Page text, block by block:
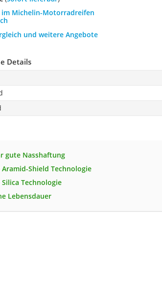
im Michelin-Motorradreifen
und weitere Angebote
Details
gute Nasshaftung
Shield Technologie
Technologie
Lebensdauer